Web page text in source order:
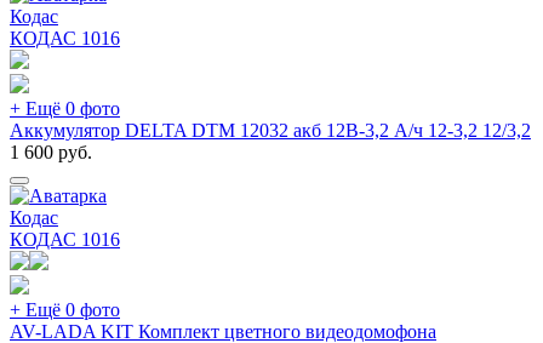
Кодас
КОДАС 1016
+ Ещё 0 фото
Аккумулятор DELTA DTM 12032 акб 12В-3,2 А/ч 12-3,2 12/3,2
1 600 руб.
Кодас
КОДАС 1016
+ Ещё 0 фото
AV-LADA KIT Комплект цветного видеодомофона